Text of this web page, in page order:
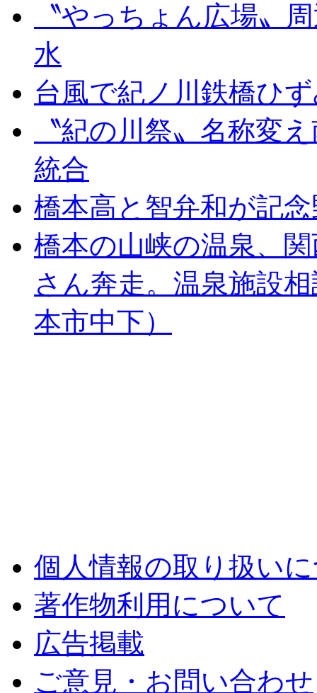
〝やっちょん広場〟
水
台風で紀ノ川鉄橋ひ
〝紀の川祭〟名称変
統合
橋本高と智弁和が記
橋本の山峡の温泉、
さん奔走。温泉施設
本市中下）
個人情報の取り扱い
著作物利用について
広告掲載
ご意見・お問い合わせ